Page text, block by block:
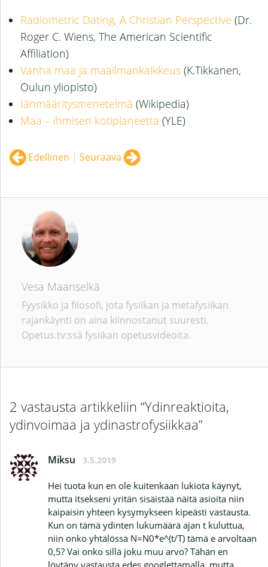
Radiometric Dating, A Christian Perspective (Dr.
Roger C. Wiens, The American Scientific
Affiliation)
Vanha maa ja maailmankaikkeus(K.Tikkanen,
Oulun yliopisto)
Iänmääritysmenetelmä (Wikipedia)
Maa – ihmisen kotiplaneetta (YLE)
Edellinen | Seuraava
Vesa Maanselkä
Fyysikko ja filosofi, jota fysiikan ja metafysiikan
rajankäynti on aina kiinnostanut suuresti.
Opetus.tv:ssä fysiikan opetusvideoita.
2 vastausta artikkeliin “Ydinreaktioita,
ydinvoimaa ja ydinastrofysiikkaa”
Miksu 3.5.2019
Hei tuota kun en ole kuitenkaan lukiota käynyt,
mutta itsekseni yritän sisäistää näitä asioita niin
kaipaisin yhteen kysymykseen kipeästi vastausta.
Kun on tämä ydinten lukumäärä ajan t kuluttua,
niin onko yhtälössä N=N0*e^(t/T) tämä e arvoltaan
0,5? Vai onko sillä joku muu arvo? Tähän en
löytäny vastausta edes googlettamalla, mutta